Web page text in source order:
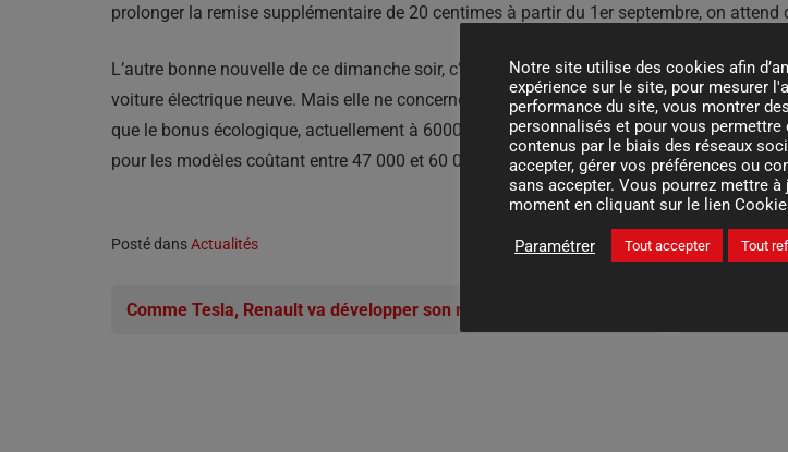
prolonger la remise supplémentaire de 20 centimes à partir du 1er septembre, on
L’autre bonne nouvelle de ce dimanche soir, c’est l’annonce par le président
voiture électrique neuve. Mais elle ne concernera que « la moitié la plus modeste des
que le bonus écologique, actuellement à 6000€ pour les voitures électriques coûtant
pour les modèles coûtant entre 47 000 et 60 000€).
Posté dansActualités
Comme Tesla, Renault va développer son réseau de charge rapide De
Notre site utilise des cookies afin
expérience sur le site, pour mesurer
performance du site, vous montrer
personnalisés et pour vous permettre
contenus par le biais des réseaux
accepter, gérer vos préférences ou
sans accepter. Vous pourrez mettre
moment en cliquant sur le lien
Paramétrer Tout accepter Tout